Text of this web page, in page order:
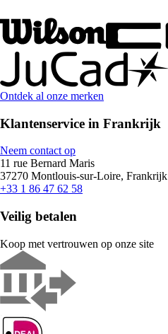
Ontdek al onze merken
Klantenservice in Frankrijk
Neem contact op
11 rue Bernard Maris
37270 Montlouis-sur-Loire, Frankrijk
+33 1 86 47 62 58
Veilig betalen
Koop met vertrouwen op onze site